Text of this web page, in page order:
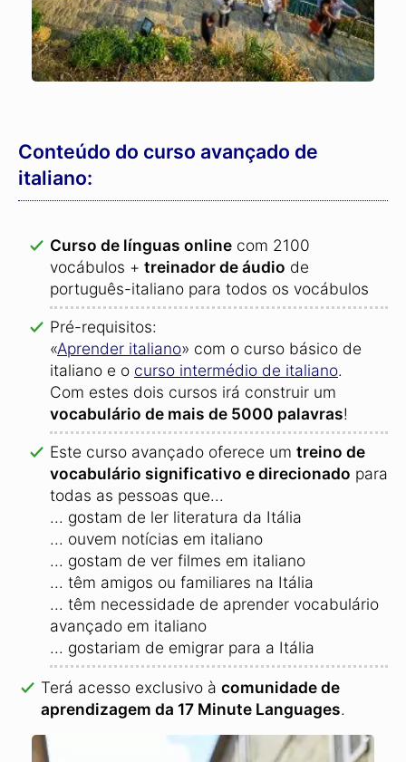
Conteúdo do curso avançado de
italiano:
Curso de línguas online com 2100
vocábulos + treinador de áudio de
português-italiano para todos os vocábulos
Pré-requisitos:
«Aprender italiano» com o curso básico de
italiano e o curso intermédio de italiano.
Com estes dois cursos irá construir um
vocabulário de mais de 5000 palavras!
Este curso avançado oferece um treino de
vocabulário significativo e direcionado para
todas as pessoas que...
... gostam de ler literatura da Itália
... ouvem notícias em italiano
... gostam de ver filmes em italiano
... têm amigos ou familiares na Itália
... têm necessidade de aprender vocabulário
avançado em italiano
... gostariam de emigrar para a Itália
Terá acesso exclusivo à comunidade de
aprendizagem da 17 Minute Languages.